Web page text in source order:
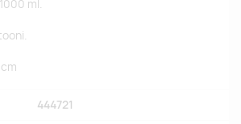
ml.
444721